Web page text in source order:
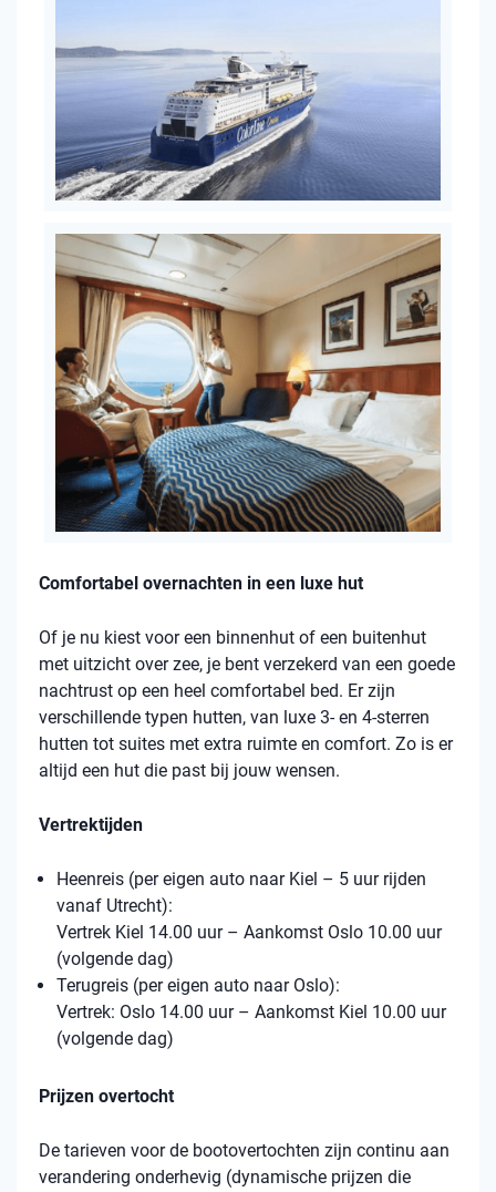
Comfortabel overnachten in een luxe hut
Of je nu kiest voor een binnenhut of een buitenhut
met uitzicht over zee, je bent verzekerd van een goede
nachtrust op een heel comfortabel bed. Er zijn
verschillende typen hutten, van luxe 3- en 4-sterren
hutten tot suites met extra ruimte en comfort. Zo is er
altijd een hut die past bij jouw wensen.
Vertrektijden
Heenreis (per eigen auto naar Kiel – 5 uur rijden
vanaf Utrecht):
Vertrek Kiel 14.00 uur – Aankomst Oslo 10.00 uur
(volgende dag)
Terugreis (per eigen auto naar Oslo):
Vertrek: Oslo 14.00 uur – Aankomst Kiel 10.00 uur
(volgende dag)
Prijzen overtocht
De tarieven voor de bootovertochten zijn continu aan
verandering onderhevig (dynamische prijzen die